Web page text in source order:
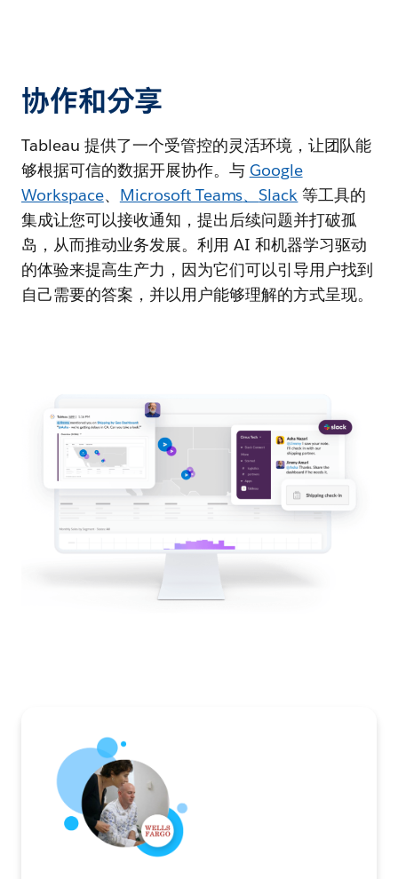
协作和分享
Tableau 提供了一个受管控的灵活环境，让团队能
够根据可信的数据开展协作。与 Google
Workspace、 Microsoft Teams、Slack 等工具的
集成让您可以接收通知，提出后续问题并打破孤
岛，从而推动业务发展。利用 AI 和机器学习驱动
的体验来提高生产力，因为它们可以引导用户找到
自己需要的答案，并以用户能够理解的方式呈现。